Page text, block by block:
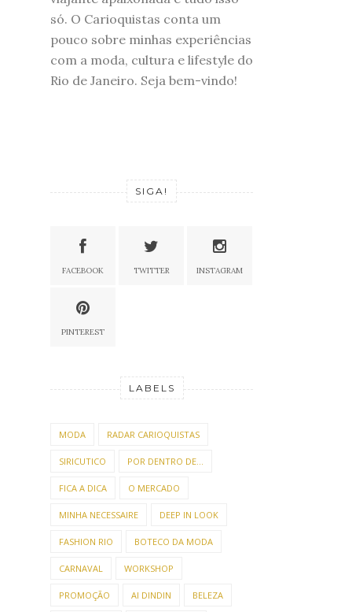
só. O Carioquistas conta um
pouco sobre minhas experiências
com a moda, cultura e lifestyle do
Rio de Janeiro. Seja bem-vindo!
SIGA!
FACEBOOK TWITTER INSTAGRAM
PINTEREST
LABELS
MODA RADAR CARIOQUISTAS
SIRICUTICO POR DENTRO DE...
FICA A DICA O MERCADO
MINHA NECESSAIRE DEEP IN LOOK
FASHION RIO BOTECO DA MODA
CARNAVAL WORKSHOP
PROMOÇÃO AI DINDIN BELEZA